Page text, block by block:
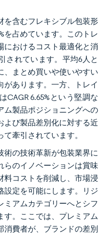
を含むフレキシブル包装形
を占めています。このトレ
におけるコスト最適化と消
されています。平均6人と
、まとめ買いや使いやすい
があります。一方、トレイ
CAGR 6.65%という堅調な
ム製品ポジショニングへの
よび製品差別化に対する近
牽引されています。
術の技術革新が包装業界に
らのイノベーションは賞味
料コストを削減し、市場浸
設定を可能にします。リジ
ミアムカテゴリーへとシフ
す。ここでは、プレミアム
消費者が、ブランドの差別